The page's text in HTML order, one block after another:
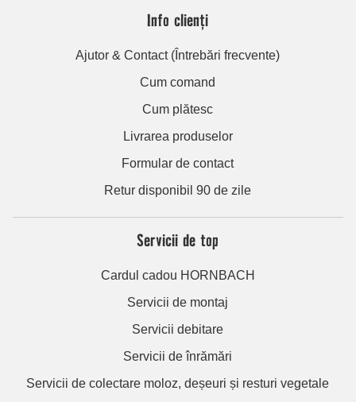
Info clienți
Ajutor & Contact (Întrebări frecvente)
Cum comand
Cum plătesc
Livrarea produselor
Formular de contact
Retur disponibil 90 de zile
Servicii de top
Cardul cadou HORNBACH
Servicii de montaj
Servicii debitare
Servicii de înrămări
Servicii de colectare moloz, deșeuri și resturi vegetale